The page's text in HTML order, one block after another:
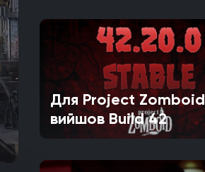
Для Project Zomboid
вийшов Build 42